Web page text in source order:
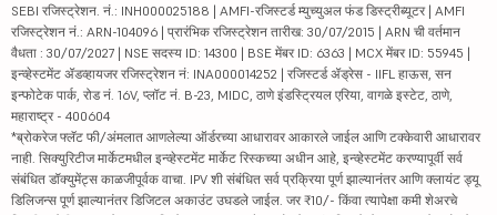
SEBI रजिस्ट्रेशन. नं.: INH000025188 | AMFI-रजिस्टर्ड म्युच्युअल फंड डिस्ट्रीब्यूटर | AMFI
रजिस्ट्रेशन नं.: ARN-104096 | प्रारंभिक रजिस्ट्रेशन तारीख: 30/07/2015 | ARN ची वर्तमान
वैधता : 30/07/2027 | NSE सदस्य ID: 14300 | BSE मेंबर ID: 6363 | MCX मेंबर ID: 55945 |
इन्व्हेस्टमेंट ॲडव्हायजर रजिस्ट्रेशन नं: INA000014252 | रजिस्टर्ड ॲड्रेस - IIFL हाऊस, सन
इन्फोटेक पार्क, रोड नं. 16V, प्लॉट नं. B-23, MIDC, ठाणे इंडस्ट्रियल एरिया, वागळे इस्टेट, ठाणे,
महाराष्ट्र - 400604
*ब्रोकरेज फ्लॅट फी/अंमलात आणलेल्या ऑर्डरच्या आधारावर आकारले जाईल आणि टक्केवारी आधारावर
नाही. सिक्युरिटीज मार्केटमधील इन्व्हेस्टमेंट मार्केट रिस्कच्या अधीन आहे, इन्व्हेस्टमेंट करण्यापूर्वी सर्व
संबंधित डॉक्युमेंट्स काळजीपूर्वक वाचा. IPV शी संबंधित सर्व प्रक्रिया पूर्ण झाल्यानंतर आणि क्लायंट ड्यू
डिलिजन्स पूर्ण झाल्यानंतर डिजिटल अकाउंट उघडले जाईल. जर ₹10/- किंवा त्यापेक्षा कमी शेअरचे